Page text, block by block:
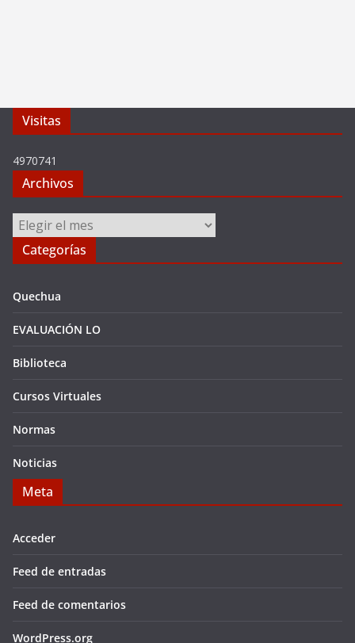
Visitas
4970741
Archivos
Archivos
Categorías
Quechua
EVALUACIÓN LO
Biblioteca
Cursos Virtuales
Normas
Noticias
Meta
Acceder
Feed de entradas
Feed de comentarios
WordPress.org